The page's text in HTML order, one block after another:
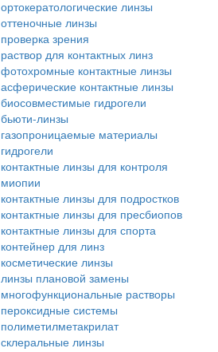
ортокератологические линзы
оттеночные линзы
проверка зрения
раствор для контактных линз
фотохромные контактные линзы
асферические контактные линзы
биосовместимые гидрогели
бьюти-линзы
газопроницаемые материалы
гидрогели
контактные линзы для контроля
миопии
контактные линзы для подростков
контактные линзы для пресбиопов
контактные линзы для спорта
контейнер для линз
косметические линзы
линзы плановой замены
многофункциональные растворы
пероксидные системы
полиметилметакрилат
склеральные линзы